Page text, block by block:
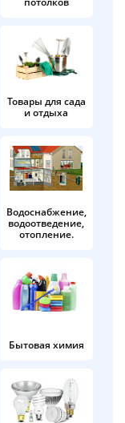
Товары для сада
и отдыха
Водоснабжение,
водоотведение,
отопление.
Бытовая химия